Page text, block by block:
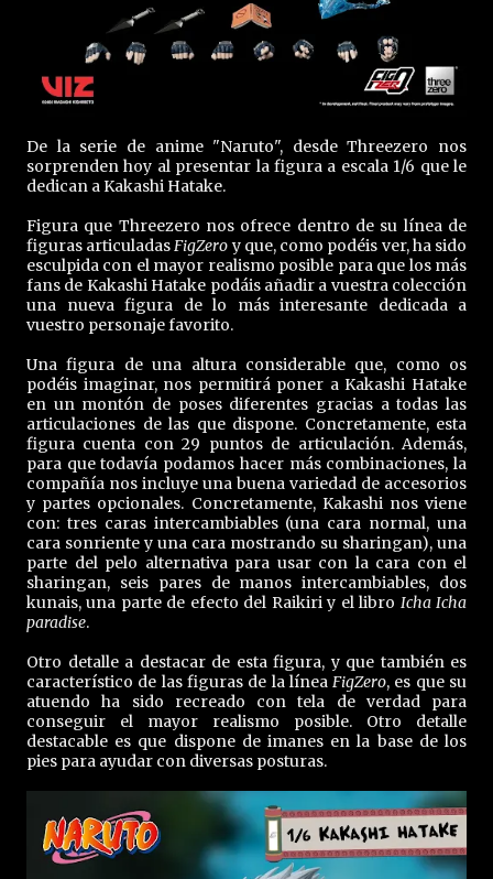
De la serie de anime "Naruto", desde Threezero nos
sorprenden hoy al presentar la figura a escala 1/6 que le
dedican a Kakashi Hatake.
Figura que Threezero nos ofrece dentro de su línea de
figuras articuladasFigZeroy que, como podéis ver, ha sido
esculpida con el mayor realismo posible para que los más
fans de Kakashi Hatake podáis añadir a vuestra colección
una nueva figura de lo más interesante dedicada a
vuestro personaje favorito.
Una figura de una altura considerable que, como os
podéis imaginar, nos permitirá poner a Kakashi Hatake
en un montón de poses diferentes gracias a todas las
articulaciones de las que dispone. Concretamente, esta
figura cuenta con 29 puntos de articulación. Además,
para que todavía podamos hacer más combinaciones, la
compañía nos incluye una buena variedad de accesorios
y partes opcionales. Concretamente, Kakashi nos viene
con: tres caras intercambiables (una cara normal, una
cara sonriente y una cara mostrando su sharingan), una
parte del pelo alternativa para usar con la cara con el
sharingan, seis pares de manos intercambiables, dos
kunais, una parte de efecto del Raikiri y el libro Icha Icha
paradise.
Otro detalle a destacar de esta figura, y que también es
característico de las figuras de la líneaFigZero, es que su
atuendo ha sido recreado con tela de verdad para
conseguir el mayor realismo posible. Otro detalle
destacable es que dispone de imanes en la base de los
pies para ayudar con diversas posturas.